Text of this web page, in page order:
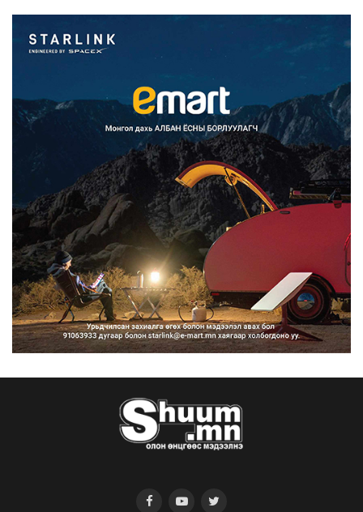
Монгол Улс COP17 бага хуралд 6.5
тэрбум ам.доллары...
2026/08/06
“Улаанбаатар трам” төсөл
хэрэгжсэнээр жилд 446...
2026/08/06
Автомашины улсын дугаар тэгш
тоогоор төгссөн бол ө...